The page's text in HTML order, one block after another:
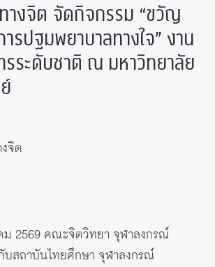
างจิต จัดกิจกรรม “ขวัญ
รปฐมพยาบาลทางใจ” งาน
รระดับชาติ ณ มหาวิทยาลัย
จิต
ม 2569 คณะจิตวิทยา จุฬาลงกรณ์
บสถาบันไทยศึกษา จุฬาลงกรณ์